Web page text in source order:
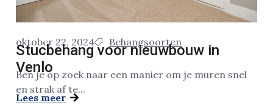
oktober 22, 2024 Behangsoorten
Stucbehang voor nieuwbouw in
Venlo
Ben je op zoek naar een manier om je muren snel
en strak af te...
Lees meer